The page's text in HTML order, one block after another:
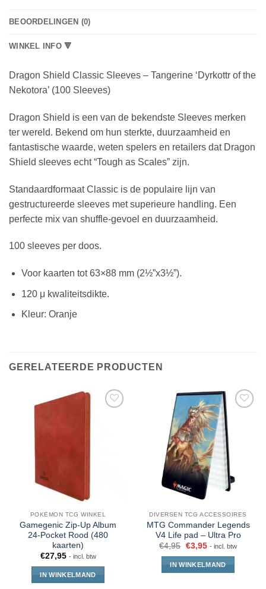
BEOORDELINGEN (0)
WINKEL INFO 🔻
Dragon Shield Classic Sleeves – Tangerine ‘Dyrkottr of the
Nekotora’ (100 Sleeves)
Dragon Shield is een van de bekendste Sleeves merken
ter wereld. Bekend om hun sterkte, duurzaamheid en
fantastische waarde, weten spelers en retailers dat Dragon
Shield sleeves echt “Tough as Scales” zijn.
Standaardformaat Classic is de populaire lijn van
gestructureerde sleeves met superieure handling. Een
perfecte mix van shuffle-gevoel en duurzaamheid.
100 sleeves per doos.
Voor kaarten tot 63×88 mm (2½”x3½”).
120 μ kwaliteitsdikte.
Kleur: Oranje
GERELATEERDE PRODUCTEN
POKÉMON TCG WINKEL
Gamegenic Zip-Up Album
24-Pocket Rood (480
kaarten)
€27,95 - incl. btw
IN WINKELMAND
DIVERSEN TCG ACCESSOIRES
MTG Commander Legends
V4 Life pad – Ultra Pro
€4,95 €3,95 - incl. btw
IN WINKELMAND